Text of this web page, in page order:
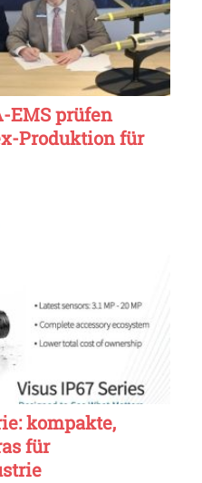
EMS prüfen
Produktion für
kompakte,
für